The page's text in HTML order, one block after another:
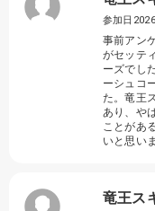
参加日
事前アン
がセッテ
ーズでし
ーシュコ
た。竜王
あり、や
ことがあ
いと思い
竜王ス